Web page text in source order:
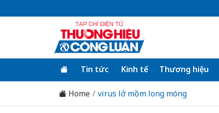
Tin tức Kinh tế Thương hiệu
Home virus lở mồm long móng